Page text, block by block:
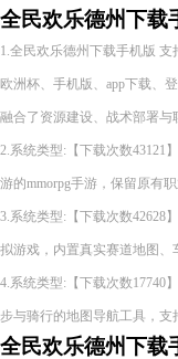
全民欢乐德州下载
1.全民欢乐德州下载手机版
欧洲杯、手机版、app下载、
融合了资源建设、战术部署与
2.系统类型:【下载次数43121
游的mmorpg手游，保留原有
3.系统类型:【下载次数42628
拟游戏，内置真实赛道地图
4.系统类型:【下载次数17740
步与骑行的地图导航工具，
全民欢乐德州下载